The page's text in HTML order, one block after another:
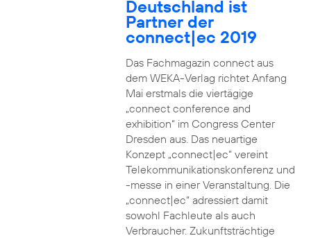
Deutschland ist
Partner der
connect|ec 2019
Das Fachmagazin connect aus
dem WEKA-Verlag richtet Anfang
Mai erstmals die viertägige
„connect conference and
exhibition“ im Congress Center
Dresden aus. Das neuartige
Konzept „connect|ec“ vereint
Telekommunikationskonferenz und
-messe in einer Veranstaltung. Die
„connect|ec“ adressiert damit
sowohl Fachleute als auch
Verbraucher. Zukunftsträchtige